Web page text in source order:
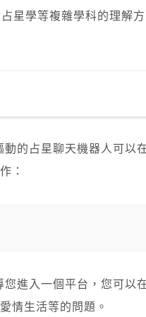
星學等複雜學科的理解
的占星聊天機器人可以
：
進入一個平台，您可以
情生活等的問題。